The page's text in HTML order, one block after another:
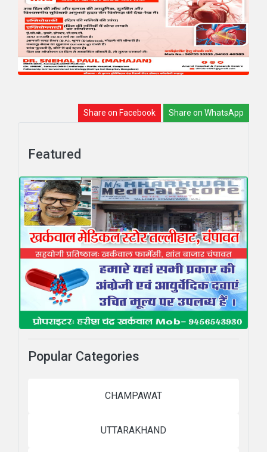
Share on Facebook Share on WhatsApp
Featured
Popular Categories
CHAMPAWAT
UTTARAKHAND